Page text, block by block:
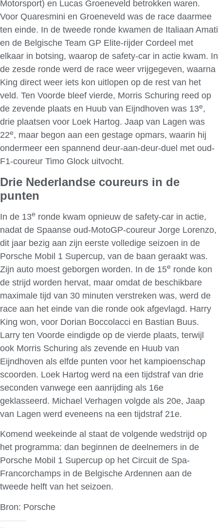
Motorsport) en Lucas Groeneveld betrokken waren.
Voor Quaresmini en Groeneveld was de race daarmee
ten einde. In de tweede ronde kwamen de Italiaan Amati
en de Belgische Team GP Elite-rijder Cordeel met
elkaar in botsing, waarop de safety-car in actie kwam. In
de zesde ronde werd de race weer vrijgegeven, waarna
King direct weer iets kon uitlopen op de rest van het
veld. Ten Voorde bleef vierde, Morris Schuring reed op
de zevende plaats en Huub van Eijndhoven was 13e,
drie plaatsen voor Loek Hartog. Jaap van Lagen was
22e, maar begon aan een gestage opmars, waarin hij
ondermeer een spannend deur-aan-deur-duel met oud-
F1-coureur Timo Glock uitvocht.
Drie Nederlandse coureurs in de
punten
In de 13e ronde kwam opnieuw de safety-car in actie,
nadat de Spaanse oud-MotoGP-coureur Jorge Lorenzo,
dit jaar bezig aan zijn eerste volledige seizoen in de
Porsche Mobil 1 Supercup, van de baan geraakt was.
Zijn auto moest geborgen worden. In de 15e ronde kon
de strijd worden hervat, maar omdat de beschikbare
maximale tijd van 30 minuten verstreken was, werd de
race aan het einde van die ronde ook afgevlagd. Harry
King won, voor Dorian Boccolacci en Bastian Buus.
Larry ten Voorde eindigde op de vierde plaats, terwijl
ook Morris Schuring als zevende en Huub van
Eijndhoven als elfde punten voor het kampioenschap
scoorden. Loek Hartog werd na een tijdstraf van drie
seconden vanwege een aanrijding als 16e
geklasseerd. Michael Verhagen volgde als 20e, Jaap
van Lagen werd eveneens na een tijdstraf 21e.
Komend weekeinde al staat de volgende wedstrijd op
het programma: dan beginnen de deelnemers in de
Porsche Mobil 1 Supercup op het Circuit de Spa-
Francorchamps in de Belgische Ardennen aan de
tweede helft van het seizoen.
Bron: Porsche